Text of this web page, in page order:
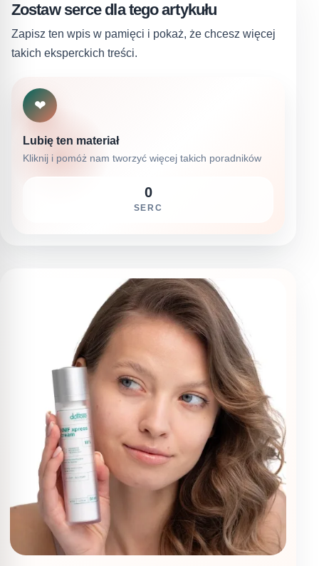
Zostaw serce dla tego artykułu
Zapisz ten wpis w pamięci i pokaż, że chcesz więcej
takich eksperckich treści.
❤
Lubię ten materiał
Kliknij i pomóż nam tworzyć więcej takich poradników
0
SERC